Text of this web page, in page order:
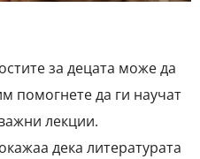
за децата може да
помогнете да ги научат
лекции.
дека литературата